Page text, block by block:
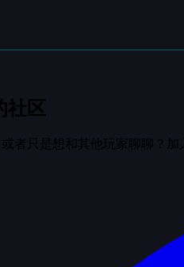
社区
者只是想和其他玩家聊聊？